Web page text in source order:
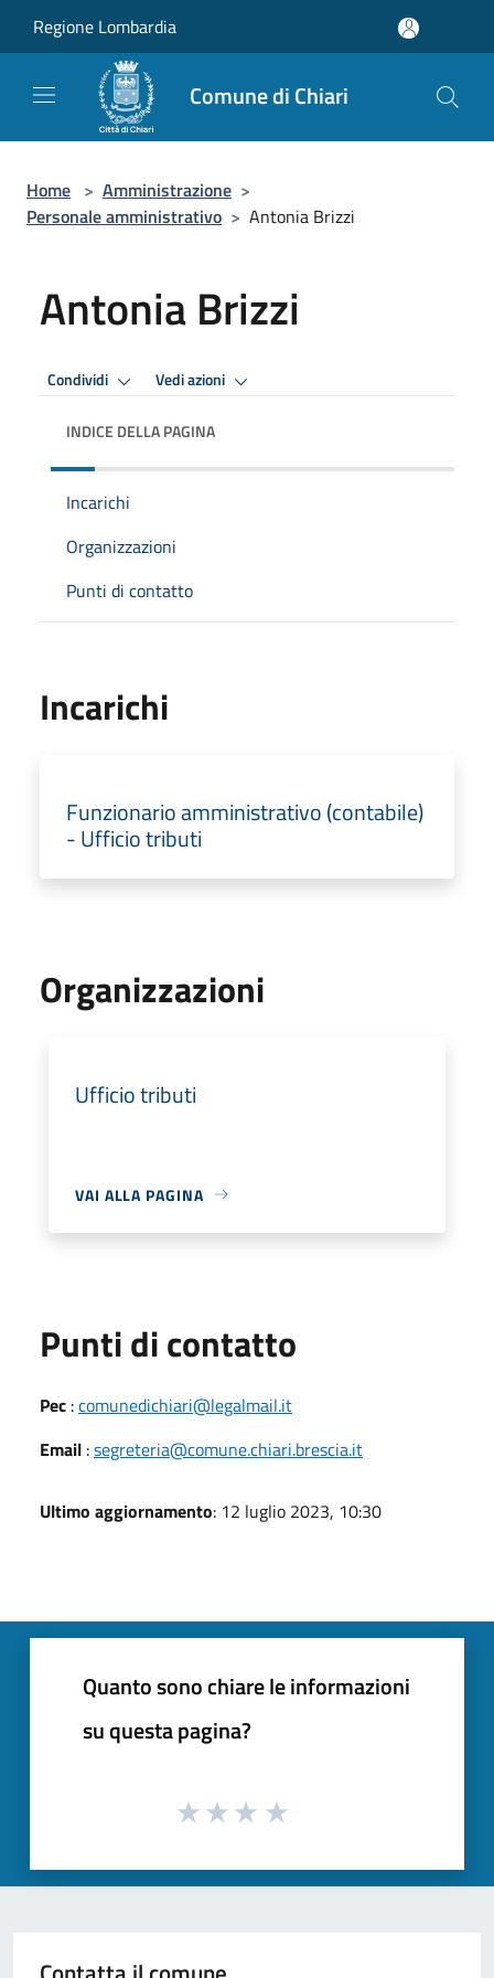
Regione Lombardia
Comune di Chiari
Home > Amministrazione >
Personale amministrativo > Antonia Brizzi
Antonia Brizzi
Condividi Vedi azioni
INDICE DELLA PAGINA
Incarichi
Organizzazioni
Punti di contatto
Incarichi
Funzionario amministrativo (contabile)
- Ufficio tributi
Organizzazioni
Ufficio tributi
VAI ALLA PAGINA
Punti di contatto
Pec :comunedichiari@legalmail.it
Email :segreteria@comune.chiari.brescia.it
Ultimo aggiornamento: 12 luglio 2023, 10:30
Quanto sono chiare le informazioni
su questa pagina?